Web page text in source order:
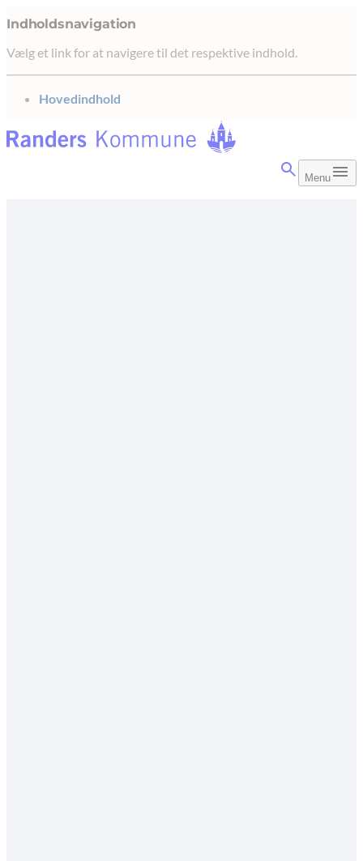
Indholdsnavigation
Vælg et link for at navigere til det respektive indhold.
gå til
Hovedindhold
Menu